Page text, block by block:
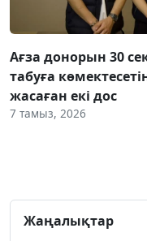
Ағза донорын 30
табуға
жасаған екі дос
7 тамыз, 2026
Жаңалықтар